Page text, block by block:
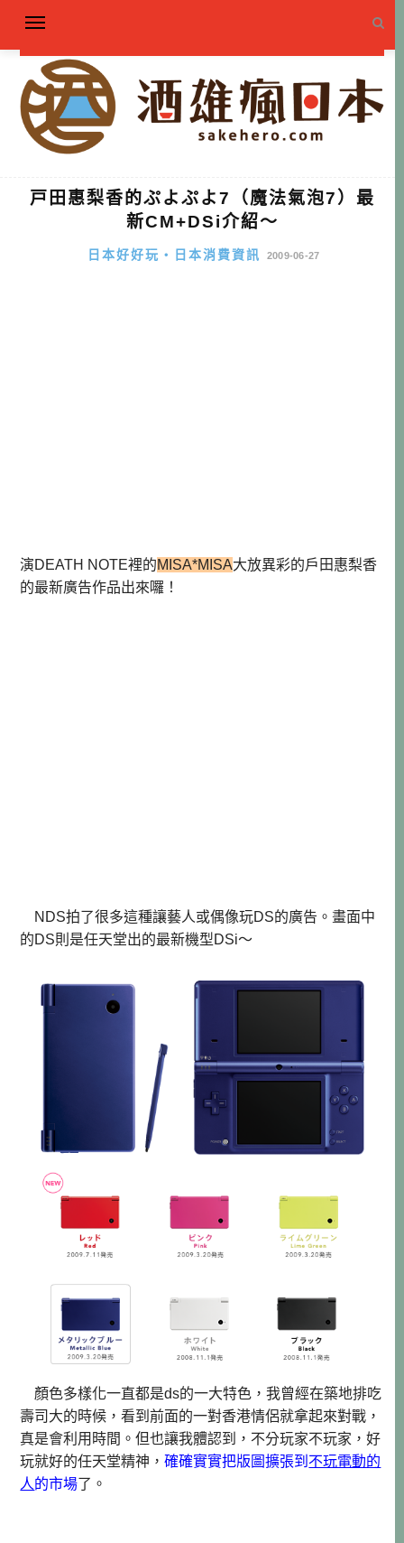
戸田惠梨香的ぷよぷよ7（魔法氣泡7）最
新CM+DSi介紹～
日本好好玩・日本消費資訊 2009-06-27
演DEATH NOTE裡的MISA*MISA大放異彩的戶田惠梨香
的最新廣告作品出來囉！
NDS拍了很多這種讓藝人或偶像玩DS的廣告。畫面中
的DS則是任天堂出的最新機型DSi～
顏色多樣化一直都是ds的一大特色，我曾經在築地排吃
壽司大的時候，看到前面的一對香港情侶就拿起來對戰，
真是會利用時間。但也讓我體認到，不分玩家不玩家，好
玩就好的任天堂精神，確確實實把版圖擴張到 不玩電動的
人的市場了。